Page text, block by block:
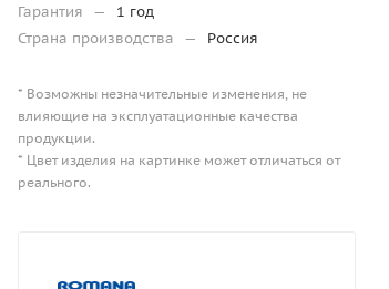
Гарантия
—
1 год
Страна производства
— Россия
* Возможны незначительные изменения, не
влияющие на эксплуатационные качества
продукции.
* Цвет изделия на картинке может отличаться от
реального.